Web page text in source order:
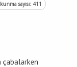
sayısı: 411
çabalarken